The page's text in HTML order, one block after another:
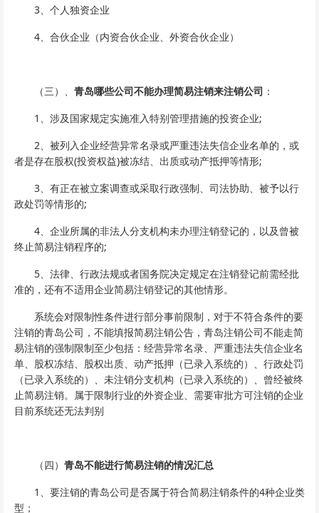
3、个人独资企业
4、合伙企业（内资合伙企业、外资合伙企业）
（三）、 青岛哪些公司不能办理简易注销来注销公司 ：
1、涉及国家规定实施准入特别管理措施的投资企业;
2、被列入企业经营异常名录或严重违法失信企业名单的，或
者是存在股权(投资权益)被冻结、出质或动产抵押等情形;
3、有正在被立案调查或采取行政强制、司法协助、被予以行
政处罚等情形的;
4、企业所属的非法人分支机构未办理注销登记的，以及曾被
终止简易注销程序的;
5、法律、行政法规或者国务院决定规定在注销登记前需经批
准的，还有不适用企业简易注销登记的其他情形。
系统会对限制性条件进行部分事前限制，对于不符合条件的要
注销的青岛公司，不能填报简易注销公告，青岛注销公司不能走简
易注销的强制限制至少包括：经营异常名录、严重违法失信企业名
单、股权冻结、股权出质、动产抵押（已录入系统的）、行政处罚
（已录入系统的）、未注销分支机构（已录入系统的）、曾经被终
止简易注销。属于限制行业的外资企业、需要审批方可注销的企业
目前系统还无法判别
（四） 青岛不能进行简易注销的情况汇总
1、要注销的青岛公司是否属于符合简易注销条件的4种企业类
型；